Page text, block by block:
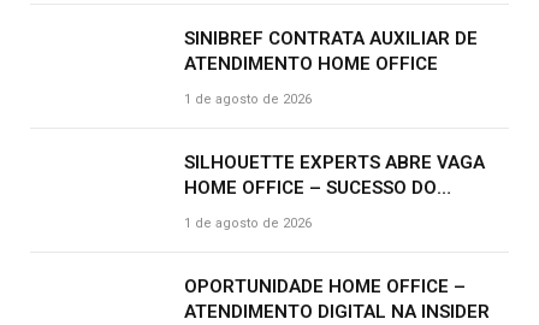
SINIBREF CONTRATA AUXILIAR DE
ATENDIMENTO HOME OFFICE
1 de agosto de 2026
SILHOUETTE EXPERTS ABRE VAGA
HOME OFFICE – SUCESSO DO
CLIENTE | R$ 2.500
1 de agosto de 2026
OPORTUNIDADE HOME OFFICE –
ATENDIMENTO DIGITAL NA INSIDER